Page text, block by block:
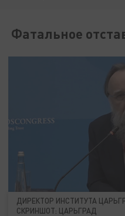
Фатальное
ДИРЕКТОР ИНСТИТУТА
СКРИНШОТ: ЦАРЬГРАД